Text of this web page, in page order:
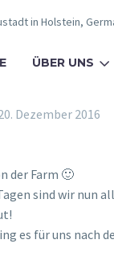
in Holstein,
ÜBER UNS
Dezember 2016
der Farm 🙂
sind wir nun
es für uns nach